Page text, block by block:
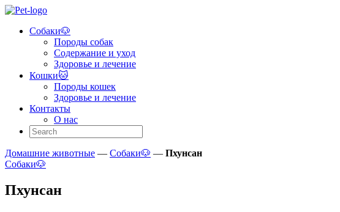
Skip
content
Pet
Помощь
уходе
домашними
животными!
Собаки🐶
Породы собак
Содержание и уход
Здоровье и лечение
Кошки🐱
Породы кошек
Здоровье и лечение
Контакты
О нас
Домашние животные — Собаки🐶 — Пхунсан
Собаки🐶
Пхунсан